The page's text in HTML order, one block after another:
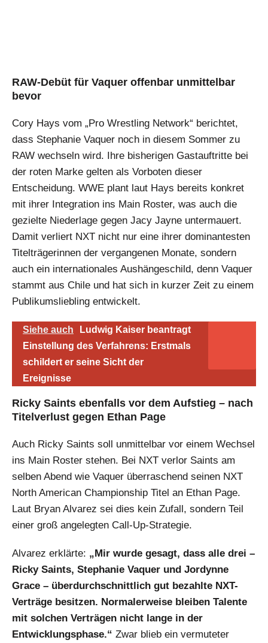
RAW-Debüt für Vaquer offenbar unmittelbar
bevor
Cory Hays vom „Pro Wrestling Network“ berichtet,
dass Stephanie Vaquer noch in diesem Sommer zu
RAW wechseln wird. Ihre bisherigen Gastauftritte bei
der roten Marke gelten als Vorboten dieser
Entscheidung. WWE plant laut Hays bereits konkret
mit ihrer Integration ins Main Roster, was auch die
gezielte Niederlage gegen Jacy Jayne untermauert.
Damit verliert NXT nicht nur eine ihrer dominantesten
Titelträgerinnen der vergangenen Monate, sondern
auch ein internationales Aushängeschild, denn Vaquer
stammt aus Chile und hat sich in kurzer Zeit zu einem
Publikumsliebling entwickelt.
Siehe auch
Ludwig Kaiser beantragt
Einstellung des Verfahrens: Erstmals
schildert er seine Sicht der
Ereignisse
Ricky Saints ebenfalls vor dem Aufstieg – nach
Titelverlust gegen Ethan Page
Auch Ricky Saints soll unmittelbar vor einem Wechsel
ins Main Roster stehen. Bei NXT verlor Saints am
selben Abend wie Vaquer überraschend seinen NXT
North American Championship Titel an Ethan Page.
Laut Bryan Alvarez sei dies kein Zufall, sondern Teil
einer groß angelegten Call-Up-Strategie.
Alvarez erklärte: „Mir wurde gesagt, dass alle drei –
Ricky Saints, Stephanie Vaquer und Jordynne
Grace – überdurchschnittlich gut bezahlte NXT-
Verträge besitzen. Normalerweise bleiben Talente
mit solchen Verträgen nicht lange in der
Entwicklungsphase.“ Zwar blieb ein vermuteter